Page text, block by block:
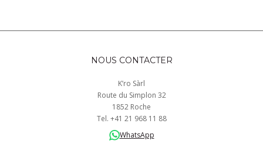
NOUS CONTACTER
K’ro Sàrl
Route du Simplon 32
1852 Roche
Tel. +41 21 968 11 88
WhatsApp